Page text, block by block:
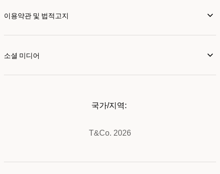
이용약관 및 법적고지
소셜 미디어
T&Co. 2026
국가/지역: